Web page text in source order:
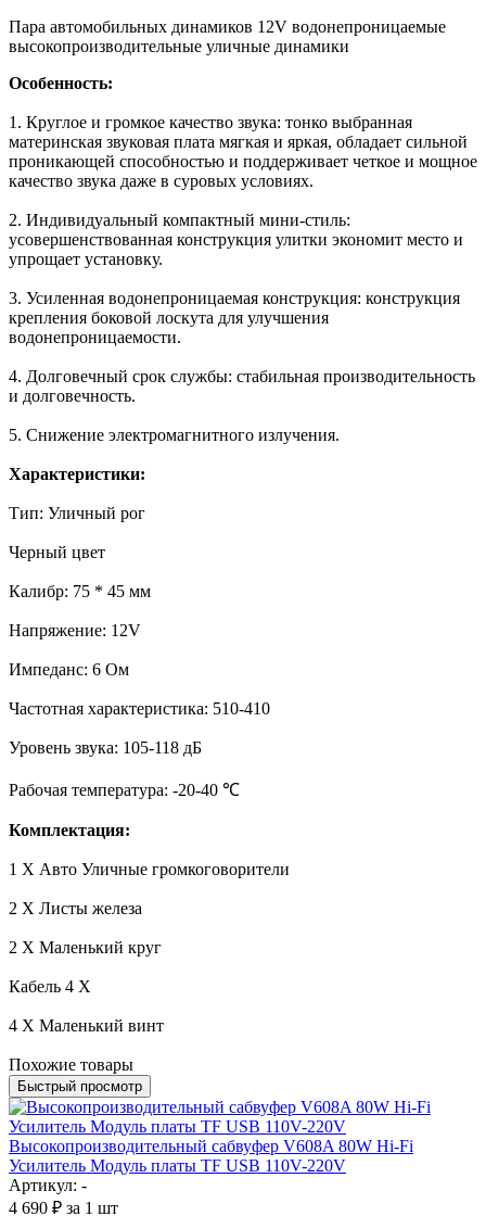
Пара автомобильных динамиков 12V водонепроницаемые
высокопроизводительные уличные динамики
Особенность:
1. Круглое и громкое качество звука: тонко выбранная
материнская звуковая плата мягкая и яркая, обладает сильной
проникающей способностью и поддерживает четкое и мощное
качество звука даже в суровых условиях.
2. Индивидуальный компактный мини-стиль:
усовершенствованная конструкция улитки экономит место и
упрощает установку.
3. Усиленная водонепроницаемая конструкция: конструкция
крепления боковой лоскута для улучшения
водонепроницаемости.
4. Долговечный срок службы: стабильная производительность
и долговечность.
5. Снижение электромагнитного излучения.
Характеристики:
Тип: Уличный рог
Черный цвет
Калибр: 75 * 45 мм
Напряжение: 12V
Импеданс: 6 Ом
Частотная характеристика: 510-410
Уровень звука: 105-118 дБ
Рабочая температура: -20-40 ℃
Комплектация:
1 X Авто Уличные громкоговорители
2 X Листы железа
2 X Маленький круг
Кабель 4 X
4 X Маленький винт
Похожие товары
Быстрый просмотр
Высокопроизводительный сабвуфер V608A 80W Hi-Fi
Усилитель Модуль платы TF USB 110V-220V
Артикул: -
4 690 ₽ за 1 шт